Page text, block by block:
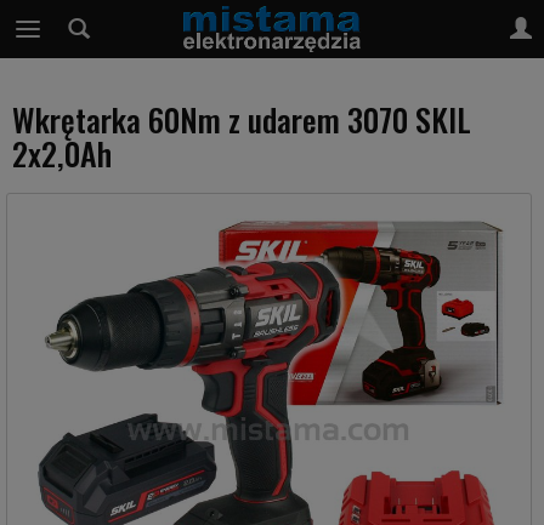
Wkrętarka 60Nm z udarem 3070 SKIL
2x2,0Ah